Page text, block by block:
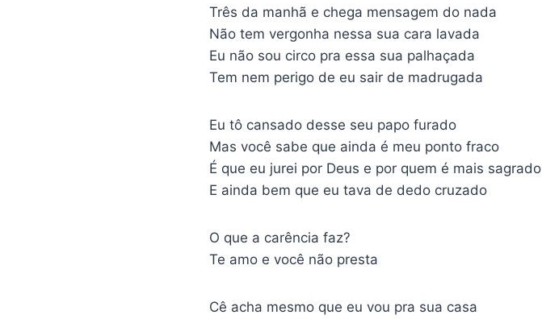
Três da manhã e chega mensagem do nada
Não tem vergonha nessa sua cara lavada
Eu não sou circo pra essa sua palhaçada
Tem nem perigo de eu sair de madrugada
Eu tô cansado desse seu papo furado
Mas você sabe que ainda é meu ponto fraco
É que eu jurei por Deus e por quem é mais sagrado
E ainda bem que eu tava de dedo cruzado
O que a carência faz?
Te amo e você não presta
Cê acha mesmo que eu vou pra sua casa